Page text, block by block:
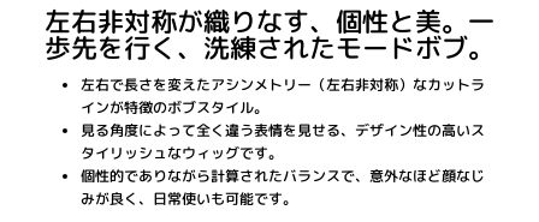
左右非対称が織りなす、個性と美。一
歩先を行く、洗練されたモードボブ。
左右で長さを変えたアシンメトリー（左右非対称）なカットラ
インが特徴のボブスタイル。
見る角度によって全く違う表情を見せる、デザイン性の高いス
タイリッシュなウィッグです。
個性的でありながら計算されたバランスで、意外なほど顔なじ
みが良く、日常使いも可能です。